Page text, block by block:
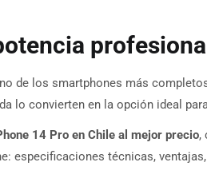
de los smartphones más
lo convierten en la opción ideal
14 Pro en Chile al mejor precio,
especificaciones técnicas,